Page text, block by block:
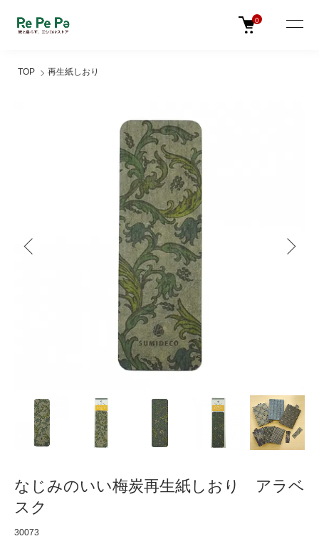
0
TOP 再生紙しおり
なじみのいい梅炭再生紙しおり アラベ
スク
30073